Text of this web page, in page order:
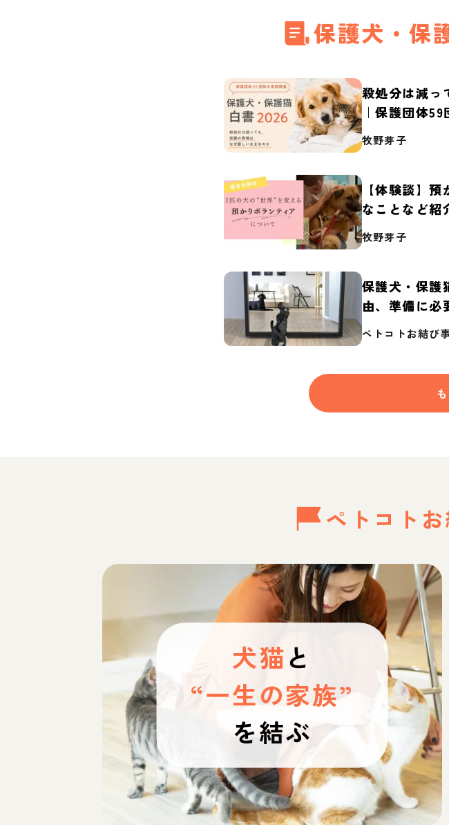
保護犬・保
殺処分は減っ
｜保護団体
2026】
牧野芽子
【体験談】
なことなど紹
牧野芽子
保護犬・保護
由、準備に必
ペトコトお結び
ペトコト
犬猫と
“一生の家族”
を結ぶ